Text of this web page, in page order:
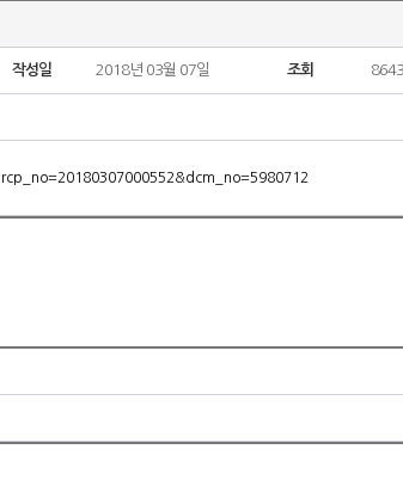
작성일 2018년 03월 07일 조회 8643